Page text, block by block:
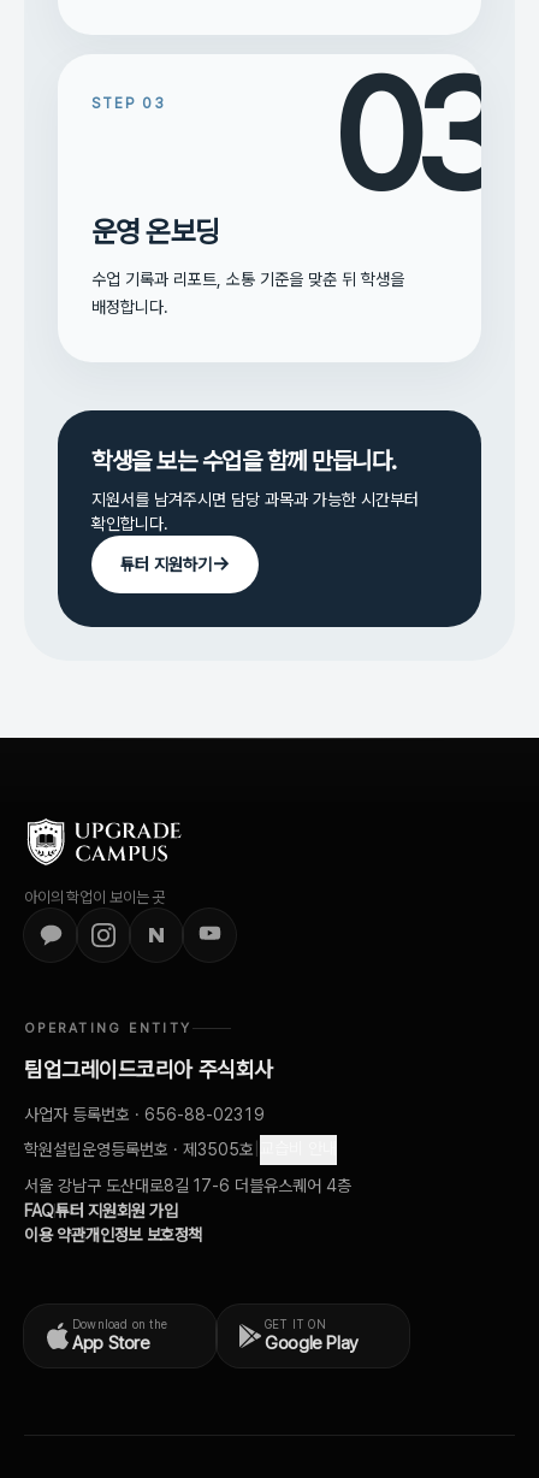
03
STEP 03
운영 온보딩
수업 기록과 리포트, 소통 기준을 맞춘 뒤 학생을
배정합니다.
학생을 보는 수업을 함께 만듭니다.
지원서를 남겨주시면 담당 과목과 가능한 시간부터
확인합니다.
튜터 지원하기 →
아이의 학업이 보이는 곳
OPERATING ENTITY
팀업그레이드코리아 주식회사
사업자 등록번호 · 656-88-02319
학원설립운영등록번호 · 제3505호
서울 강남구 도산대로8길 17-6 더블유스퀘어 4층
FAQ튜터 지원회원 가입
이용 약관개인정보 보호정책
Download on the
App Store
GET IT ON
Google Play